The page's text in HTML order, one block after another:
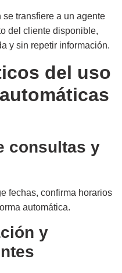
transfiere a un agente
del cliente disponible,
y sin repetir información.
del uso
consultas y
fechas, confirma horarios
automática.
y